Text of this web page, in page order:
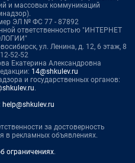
и массовых коммуникаций
ЭЛ № ФС 77 - 87892
ответственностью "ИНТЕРНЕТ
ул. Ленина, д. 12, 6 этаж, 8
52-52
Екатерина Александровна
14@shkulev.ru
и государственных органов:
.
help@shkulev.ru
за достоверность
в рекламных объявлениях.
ограничениях.